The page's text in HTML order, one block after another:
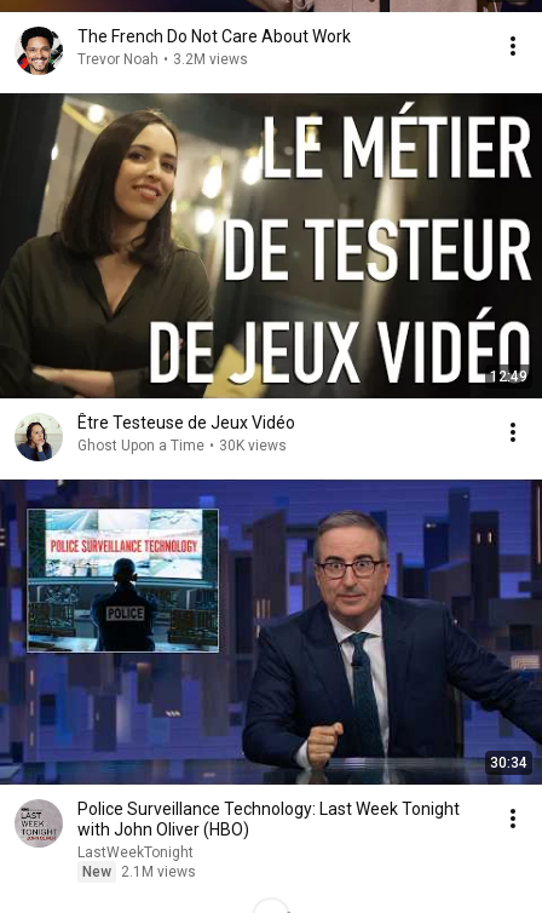
The French Do Not Care About Work
Trevor Noah • 3.2M views
12:49
Être Testeuse de Jeux Vidéo
Ghost Upon a Time • 30K views
30:34
Police Surveillance Technology: Last Week Tonight
with John Oliver (HBO)
LastWeekTonight
New
2.1M views